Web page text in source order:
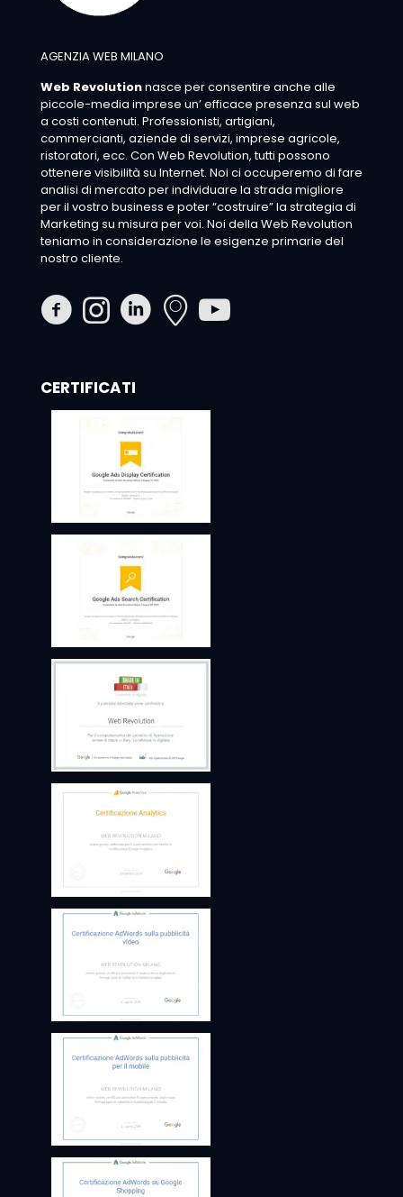
AGENZIA WEB MILANO
Web Revolutionnasce per consentire anche alle
piccole-media imprese un’ efficace presenza sul web
a costi contenuti. Professionisti, artigiani,
commercianti, aziende di servizi, imprese agricole,
ristoratori, ecc. Con Web Revolution, tutti possono
ottenere visibilità su Internet. Noi ci occuperemo di fare
analisi di mercato per individuare la strada migliore
per il vostro business e poter “costruire” la strategia di
Marketing su misura per voi. Noi della Web Revolution
teniamo in considerazione le esigenze primarie del
nostro cliente.
CERTIFICATI